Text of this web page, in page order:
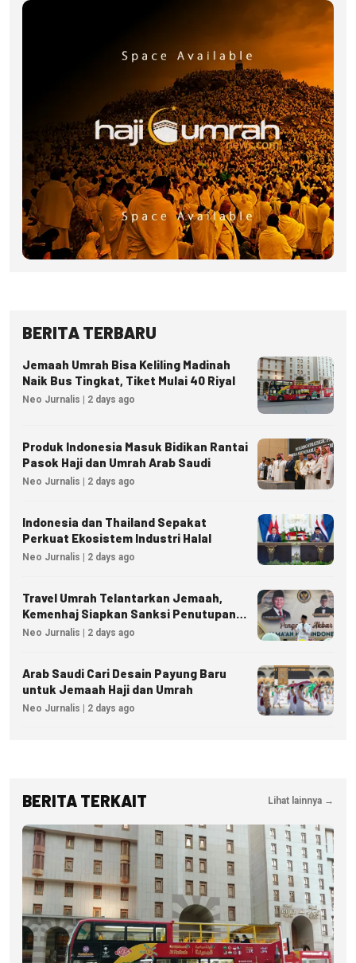
BERITA TERBARU
Jemaah Umrah Bisa Keliling Madinah
Naik Bus Tingkat, Tiket Mulai 40 Riyal
Neo Jurnalis | 2 days ago
Produk Indonesia Masuk Bidikan Rantai
Pasok Haji dan Umrah Arab Saudi
Neo Jurnalis | 2 days ago
Indonesia dan Thailand Sepakat
Perkuat Ekosistem Industri Halal
Neo Jurnalis | 2 days ago
Travel Umrah Telantarkan Jemaah,
Kemenhaj Siapkan Sanksi Penutupan
Izin hingga Pidana
Neo Jurnalis | 2 days ago
Arab Saudi Cari Desain Payung Baru
untuk Jemaah Haji dan Umrah
Neo Jurnalis | 2 days ago
BERITA TERKAIT Lihat lainnya →